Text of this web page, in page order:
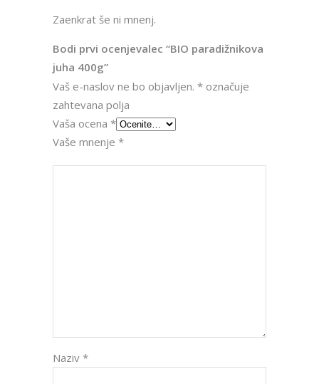
Zaenkrat še ni mnenj.
Bodi prvi ocenjevalec “BIO paradižnikova
juha 400g”
Vaš e-naslov ne bo objavljen. * označuje
zahtevana polja
Vaša ocena *
Vaše mnenje *
Naziv *